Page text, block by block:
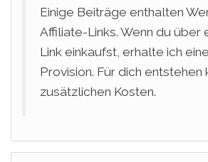
Einige Beiträge enthalten
Affiliate-Links. Wenn du über
Link einkaufst, erhalte ich
Provision. Für dich entstehen
zusätzlichen Kosten.